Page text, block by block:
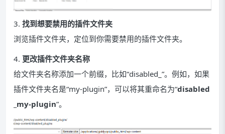
3. 找到想要禁用的插件文件夹
浏览插件文件夹，定位到你需要禁用的插件文件夹。
4. 更改插件文件夹名称
给文件夹名称添加一个前缀，比如“disabled_”。例如，如果
插件文件夹名是“my-plugin”，可以将其重命名为“disabled
_my-plugin”。